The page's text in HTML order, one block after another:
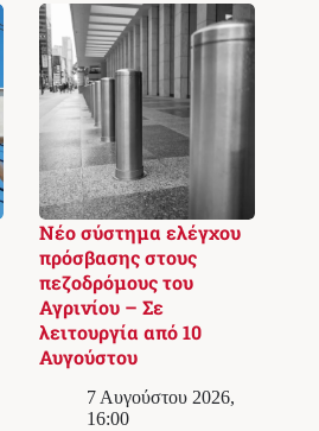
Νέο σύστημα ελέγχου
πρόσβασης στους
πεζοδρόμους του
Αγρινίου – Σε
λειτουργία από 10
Αυγούστου
7 Αυγούστου 2026,
16:00